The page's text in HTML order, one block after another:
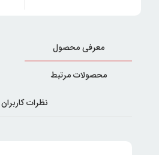
معرفی محصول
محصولات مرتبط
نظرات کاربران